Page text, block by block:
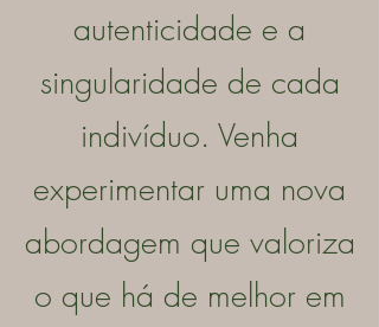
autenticidade e a
singularidade de cada
indivíduo. Venha
experimentar uma nova
abordagem que valoriza
o que há de melhor em